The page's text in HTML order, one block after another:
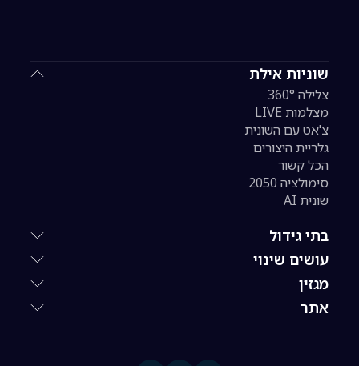
שוניות אילת
צלילה 360°
מצלמות LIVE
צ'אט עם השונית
גלריית היצורים
הכל קשור
סימולציה 2050
שונית AI
בתי גידול
עושים שינוי
מגזין
אתר